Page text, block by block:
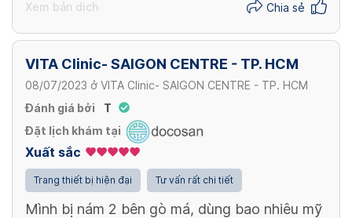
Xem bản dịch Chia sẻ
VITA Clinic- SAIGON CENTRE - TP. HCM
08/07/2023 ở VITA Clinic- SAIGON CENTRE - TP. HCM
Đánh giá bởi
T
Đặt lịch khám tại
Xuất sắc
Trang thiết bị hiện đại Tư vấn rất chi tiết
Mình bị nám 2 bên gò má, dùng bao nhiêu mỹ